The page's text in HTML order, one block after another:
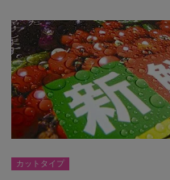
カットタイプ